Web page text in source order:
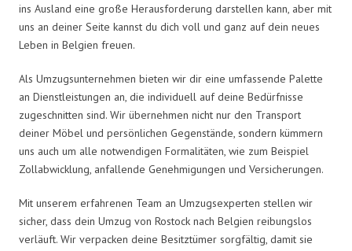
ins Ausland eine große Herausforderung darstellen kann, aber mit
uns an deiner Seite kannst du dich voll und ganz auf dein neues
Leben in Belgien freuen.
Als Umzugsunternehmen bieten wir dir eine umfassende Palette
an Dienstleistungen an, die individuell auf deine Bedürfnisse
zugeschnitten sind. Wir übernehmen nicht nur den Transport
deiner Möbel und persönlichen Gegenstände, sondern kümmern
uns auch um alle notwendigen Formalitäten, wie zum Beispiel
Zollabwicklung, anfallende Genehmigungen und Versicherungen.
Mit unserem erfahrenen Team an Umzugsexperten stellen wir
sicher, dass dein Umzug von Rostock nach Belgien reibungslos
verläuft. Wir verpacken deine Besitztümer sorgfältig, damit sie